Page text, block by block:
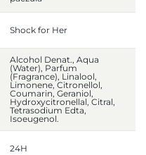
Shock for Her
Alcohol Denat., Aqua
(Water), Parfum
(Fragrance), Linalool,
Limonene, Citronellol,
Coumarin, Geraniol,
Hydroxycitronellal, Citral,
Tetrasodium Edta,
Isoeugenol.
24H